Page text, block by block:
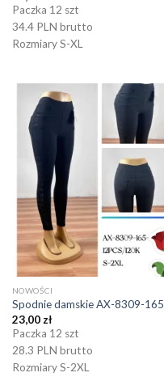
Paczka 12 szt
34.4 PLN brutto
Rozmiary S-XL
NOWOŚCI
Spodnie damskie AX-8309-165
23,00 zł
Paczka 12 szt
28.3 PLN brutto
Rozmiary S-2XL